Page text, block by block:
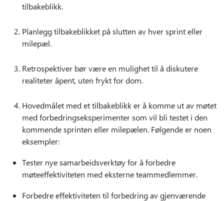
tilbakeblikk.
Planlegg tilbakeblikket på slutten av hver sprint eller
milepæl.
Retrospektiver bør være en mulighet til å diskutere
realiteter åpent, uten frykt for dom.
Hovedmålet med et tilbakeblikk er å komme ut av møtet
med forbedringseksperimenter som vil bli testet i den
kommende sprinten eller milepælen. Følgende er noen
eksempler:
Tester nye samarbeidsverktøy for å forbedre
møteeffektiviteten med eksterne teammedlemmer.
Forbedre effektiviteten til forbedring av gjenværende